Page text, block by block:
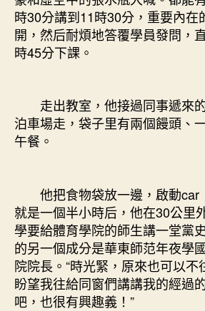
時30分講到11時30分，重要內在
開，然后耐煩地答覆學員發問，
時45分下課。
走出教室，他接過同事遞來
泊車場走，袋子里有兩個饅頭、
午餐。
他把食物袋放一邊，啟動car
就是一個半小時后，他在30公里
學要給體育學院的師生講一堂黨
的另一個成分是華東師范年夜學
院院長。“時光緊，原來也可以
盼望我往給同窗們講講我的經過
吧，也很有興趣義！”